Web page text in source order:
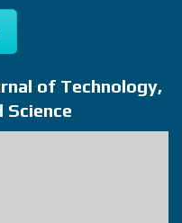
of Technology,
Science